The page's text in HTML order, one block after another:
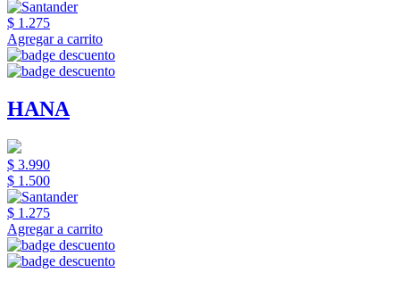
$ 1.275
Agregar a carrito
HANA
$ 3.990
$ 1.500
$ 1.275
Agregar a carrito